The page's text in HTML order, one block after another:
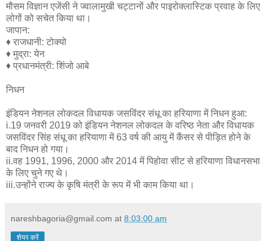
मौसम विज्ञान एजेंसी ने ज्वालामुखी चट्टानों और पाइरोक्लास्टिक प्रवाह के लिए
लोगों को सचेत किया था।
जापान:
♦ राजधानी: टोक्यो
♦ मुद्रा: येन
♦ प्रधानमंत्री: शिंजो आबे
निधन
इंडियन नेशनल लोकदल विधायक जसविंदर संधू का हरियाणा में निधन हुआ:
i.19 जनवरी 2019 को इंडियन नेशनल लोकदल के वरिष्ठ नेता और विधायक
जसविंदर सिंह संधू का हरियाणा में 63 वर्ष की आयु में कैंसर से पीड़ित होने के
बाद निधन हो गया।
ii.वह 1991, 1996, 2000 और 2014 में पिहोवा सीट से हरियाणा विधानसभा
के लिए चुने गए थे।
iii.उन्होंने राज्य के कृषि मंत्री के रूप में भी काम किया था।
nareshbagoria@gmail.com at 8:03:00 am
शेयर करें